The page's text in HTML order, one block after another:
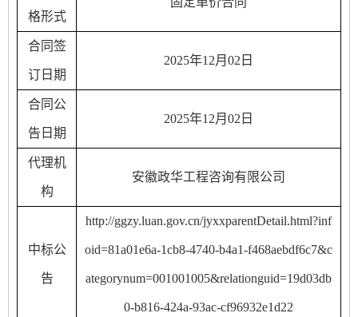
格形式
合同签
订日期
2025年12月 02 日
合同公
告日期
2025年12月 02 日
代理机
构
安徽政华工程咨询有限公司
中标公
告
http://ggzy.luan.gov.cn/jyxxparentDetail.html?inf
oid=81a01e6a-1cb8-4740-b4a1-f468aebdf6c7&c
ategorynum=001001005&relationguid=19d03db
0-b816-424a-93ac-cf96932e1d22